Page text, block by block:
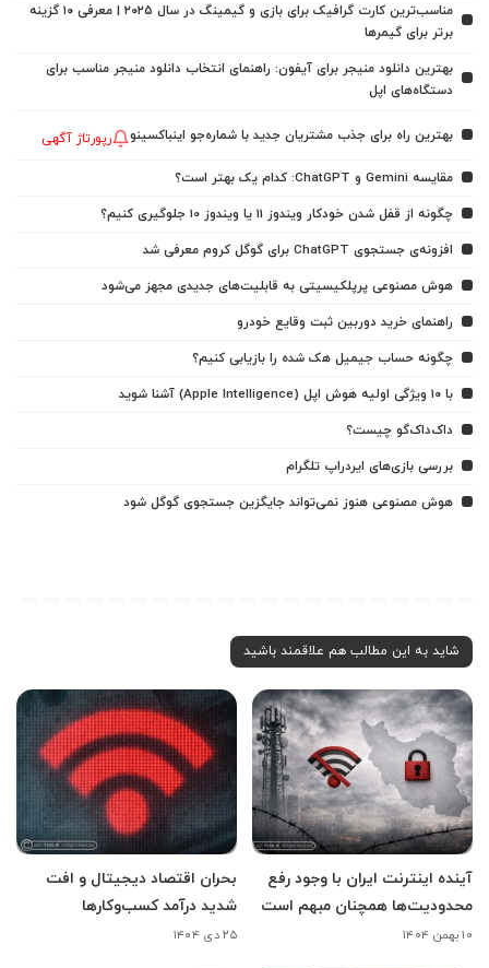
مناسب‌ترین کارت گرافیک برای بازی و گیمینگ در سال ۲۰۲۵ | معرفی ۱۰ گزینه
برتر برای گیمرها
بهترین دانلود منیجر برای آیفون: راهنمای انتخاب دانلود منیجر مناسب برای
دستگاه‌های اپل
بهترین راه برای جذب مشتریان جدید با شماره‌جو اینباکسینو رپورتاژ آگهی
مقایسه Gemini و ChatGPT: کدام یک بهتر است؟
چگونه از قفل شدن خودکار ویندوز 11 یا ویندوز 10 جلوگیری کنیم؟
افزونه‌ی جستجوی ChatGPT برای گوگل کروم معرفی شد
هوش مصنوعی پرپلکیسیتی به قابلیت‌های جدیدی مجهز می‌شود
راهنمای خرید دوربین ثبت وقایع خودرو
چگونه حساب جیمیل هک شده را بازیابی کنیم؟
با ۱۰ ویژگی اولیه هوش اپل (Apple Intelligence) آشنا شوید
داک‌داک‌گو چیست؟
بررسی بازی‌های ایردراپ تلگرام
هوش مصنوعی هنوز نمی‌تواند جایگزین جستجوی گوگل شود
شاید به این مطالب هم علاقمند باشید
آینده اینترنت ایران با وجود رفع
محدودیت‌ها همچنان مبهم است
۱۰ بهمن ۱۴۰۴
بحران اقتصاد دیجیتال و افت
شدید درآمد کسب‌وکارها
۲۵ دی ۱۴۰۴